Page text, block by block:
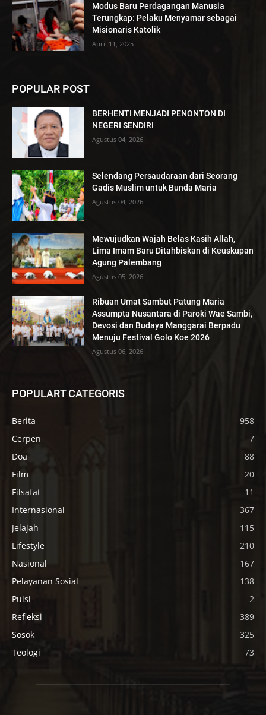
Modus Baru Perdagangan Manusia
Terungkap: Pelaku Menyamar sebagai
Misionaris Katolik
April 11, 2025
POPULAR POST
BERHENTI MENJADI PENONTON DI
NEGERI SENDIRI
Agustus 04, 2026
Selendang Persaudaraan dari Seorang
Gadis Muslim untuk Bunda Maria
Agustus 04, 2026
Mewujudkan Wajah Belas Kasih Allah,
Lima Imam Baru Ditahbiskan di Keuskupan
Agung Palembang
Agustus 05, 2026
Ribuan Umat Sambut Patung Maria
Assumpta Nusantara di Paroki Wae Sambi,
Devosi dan Budaya Manggarai Berpadu
Menuju Festival Golo Koe 2026
Agustus 06, 2026
POPULART CATEGORIS
Berita
958
Cerpen
7
Doa
88
Film
20
Filsafat
11
Internasional
367
Jelajah
115
Lifestyle
210
Nasional
167
Pelayanan Sosial
138
Puisi
2
Refleksi
389
Sosok
325
Teologi
73